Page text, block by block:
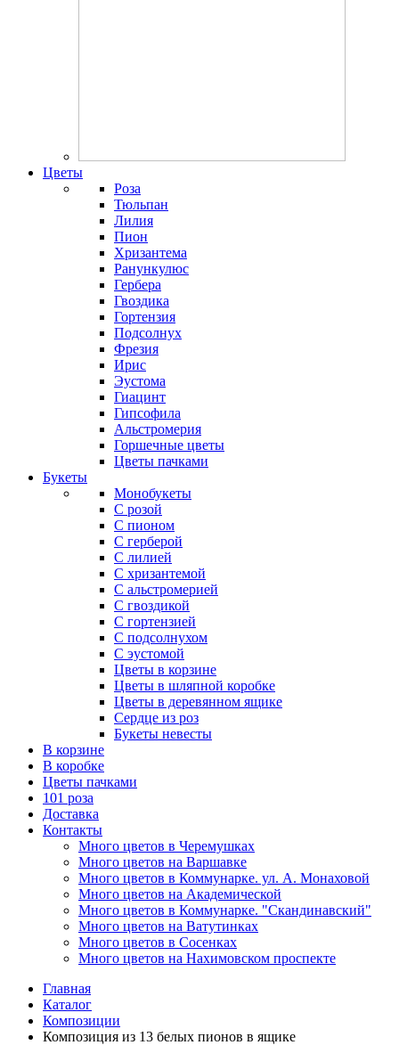
Цветы
Роза
Тюльпан
Лилия
Пион
Хризантема
Ранункулюс
Гербера
Гвоздика
Гортензия
Подсолнух
Фрезия
Ирис
Эустома
Гиацинт
Гипсофила
Альстромерия
Горшечные цветы
Цветы пачками
Букеты
Монобукеты
С розой
С пионом
С герберой
С лилией
С хризантемой
С альстромерией
С гвоздикой
С гортензией
С подсолнухом
С эустомой
Цветы в корзине
Цветы в шляпной коробке
Цветы в деревянном ящике
Сердце из роз
Букеты невесты
В корзине
В коробке
Цветы пачками
101 роза
Доставка
Контакты
Много цветов в Черемушках
Много цветов на Варшавке
Много цветов в Коммунарке. ул. А. Монаховой
Много цветов на Академической
Много цветов в Коммунарке. "Скандинавский"
Много цветов на Ватутинках
Много цветов в Сосенках
Много цветов на Нахимовском проспекте
Главная
Каталог
Композиции
Композиция из 13 белых пионов в ящике